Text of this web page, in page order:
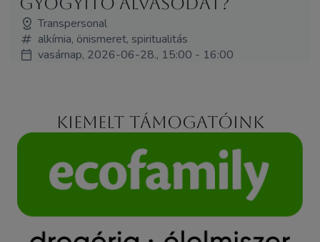
Transpersonal
alkímia, önismeret, spiritualitás
vasárnap, 2026-06-28., 15:00 - 16:00
Kiemelt támogatóink